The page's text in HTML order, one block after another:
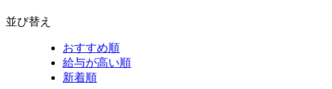
並び替え
おすすめ順
給与が高い順
新着順